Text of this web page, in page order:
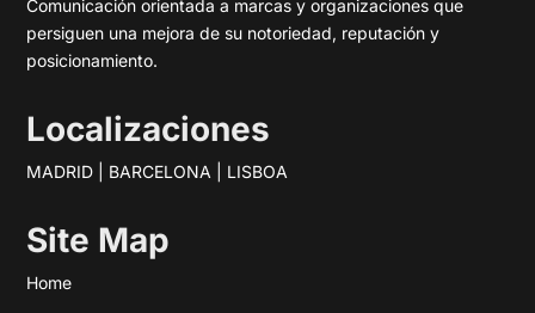
Comunicación orientada a marcas y organizaciones que
persiguen una mejora de su notoriedad, reputación y
posicionamiento.
Localizaciones
MADRID | BARCELONA | LISBOA
Site Map
Home